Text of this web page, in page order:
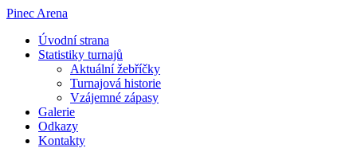
Pinec Arena
Úvodní strana
Statistiky turnajů
Aktuální žebříčky
Turnajová historie
Vzájemné zápasy
Galerie
Odkazy
Kontakty